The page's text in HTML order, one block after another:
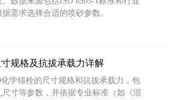
需求选择合适的喷砂参数。
规格及抗拔承载力详解
学锚栓的尺寸规格和抗拔承载力，包
寸等参数，并依据专业标准（如《混